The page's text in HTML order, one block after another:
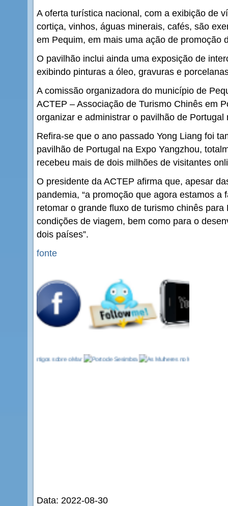
A oferta turística nacional, com a exibição de
cortiça, vinhos, águas minerais, cafés, são
em Pequim, em mais uma ação de promoção
O pavilhão inclui ainda uma exposição de
exibindo pinturas a óleo, gravuras e
A comissão organizadora do município de
ACTEP – Associação de Turismo Chinês em
organizar e administrar o pavilhão de Portugal
Refira-se que o ano passado Yong Liang foi
pavilhão de Portugal na Expo Yangzhou,
recebeu mais de dois milhões de visitantes
O presidente da ACTEP afirma que, apesar
pandemia, “a promoção que agora estamos a
retomar o grande fluxo de turismo chinês
condições de viagem, bem como para o
dois países”.
fonte
Data: 2022-08-30